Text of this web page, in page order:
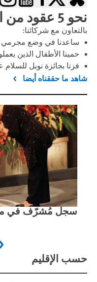
نحو 5 عقود من التأثير
بالتعاون مع شركائنا:
ساعدنا في وضع مجرمي
حمينا الأطفال الذين
فزنا بجائزة نوبل
شاهد ما حققناه أيضا
سجل مُشرّف في
Previous
حسب الإقليم